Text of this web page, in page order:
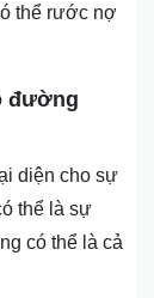
thể rước nợ
đường
diện cho sự
thể là sự
có thể là cả